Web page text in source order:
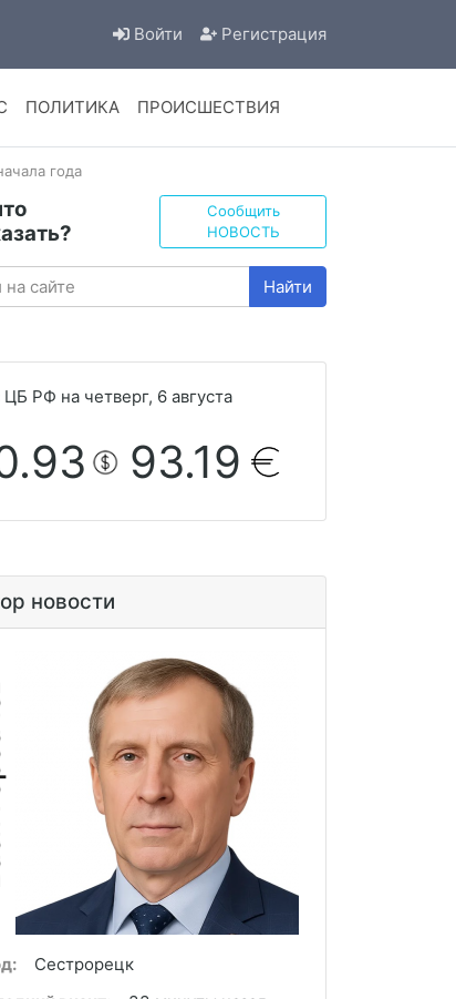
Войти Регистрация
ПОЛИТИКА ПРОИСШЕСТВИЯ
года
Сообщить
НОВОСТЬ
Найти
ЦБ РФ на четверг, 6 августа
93.19
новости
Сестрорецк